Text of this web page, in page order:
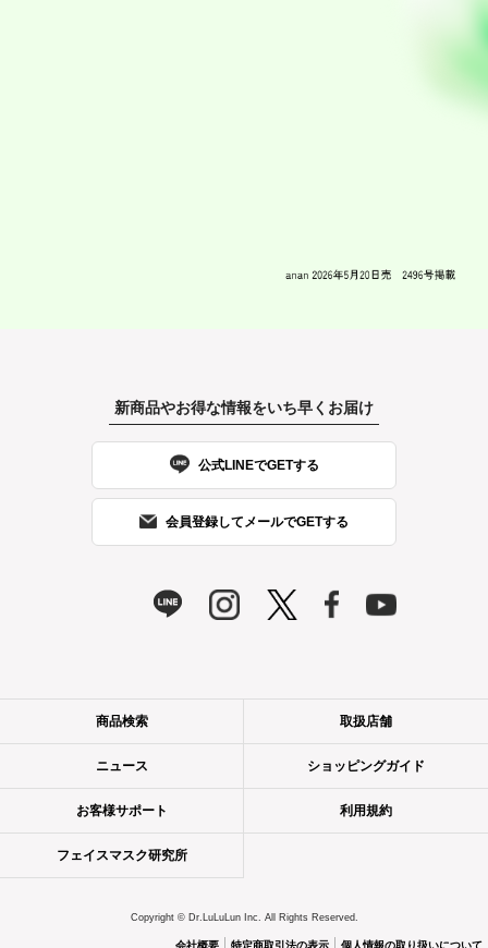
新商品やお得な情報をいち早くお届け
公式LINEでGETする
会員登録してメールでGETする
商品検索 取扱店舗
ニュース ショッピングガイド
お客様サポート 利用規約
フェイスマスク研究所
Copyright © Dr.LuLuLun Inc. All Rights Reserved.
会社概要 特定商取引法の表示 個人情報の取り扱いについて